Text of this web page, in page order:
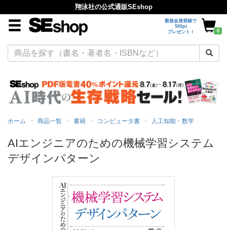
翔泳社の公式通販SEshop
新規会員登録で
500pt
プレゼント！
0
ホーム 商品一覧 書籍 コンピュータ書 人工知能・数学
AIエンジニアのための機械学習システム
デザインパターン